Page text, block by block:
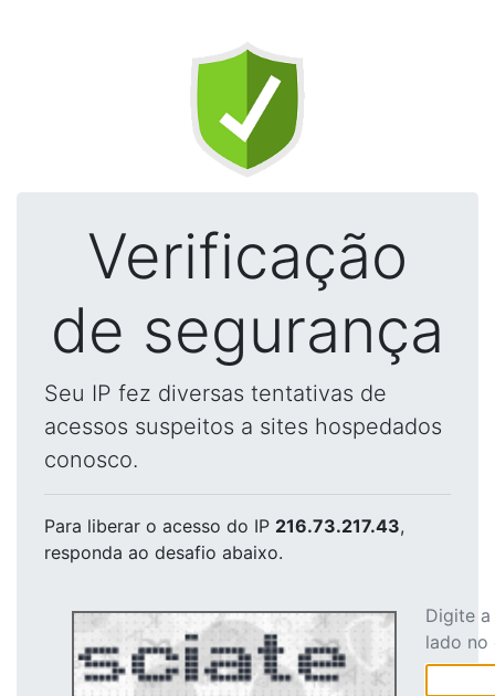
Verificação
de segurança
Seu IP fez diversas tentativas de
acessos suspeitos a sites hospedados
conosco.
Para liberar o acesso do IP 216.73.217.43,
responda ao desafio abaixo.
Digite
lado no